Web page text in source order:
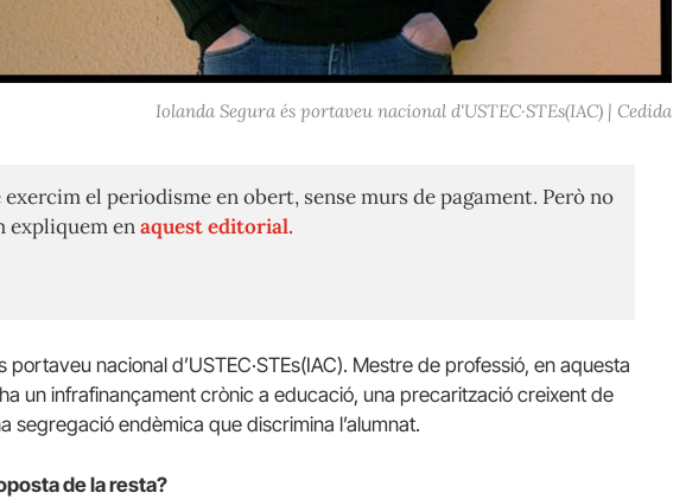
Iolanda Segura és portaveu nacional d'USTEC·STEs(IAC) | Cedida
el periodisme en obert, sense murs de pagament. Però no
expliquem enaquest editorial.
nacional d’USTEC·STEs(IAC). Mestre de professió, en aquesta
un infrafinançament crònic a educació, una precarització creixent de
segregació endèmica que discrimina l’alumnat.
de la resta?